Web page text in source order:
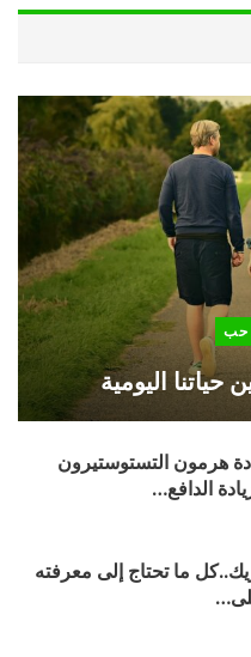
حب
اليومية
هرمون التستوستيرون
الدافع…
ما تحتاج إلى معرفته